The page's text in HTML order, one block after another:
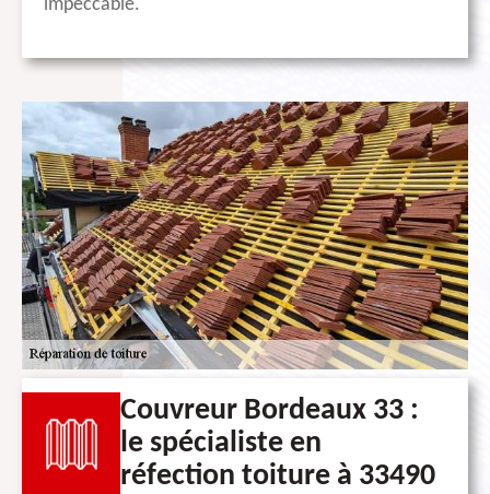
impeccable.
Couvreur Bordeaux 33 :
le spécialiste en
réfection toiture à 33490